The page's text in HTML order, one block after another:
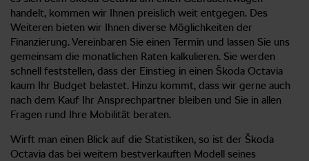
handelt, kommen wir Ihnen preislich weit entgegen. Des
Weiteren bieten wir Ihnen diverse Möglichkeiten der
Finanzierung. Vereinbaren Sie einen Termin und lassen Sie uns
gemeinsam die monatlichen Raten kalkulieren. Sie werden
schnell feststellen, dass der Einstieg in einen Škoda Octavia
kaum Ihr Budget belastet. Hinzu kommt, dass wir gerne auch
nach dem Kauf Ihr Ansprechpartner bleiben und Sie in allen
Fragen rund Ihre Mobilität beraten.
Wirft man einen Blick auf die Statistiken, so ist der Škoda
Octavia das bei weitem bestverkauften Modell seines